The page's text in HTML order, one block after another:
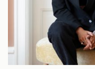
servere ananasskinke
pindemadder. Sætte
boardwalk” på
Planløsningen er